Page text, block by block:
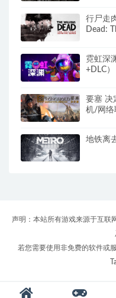
行尸走
Dead:
霓虹深
+DLC）
要塞 决
机/网络
地铁离
声明：本站所有游戏来源于互联
若您需要使用非免费的软件或